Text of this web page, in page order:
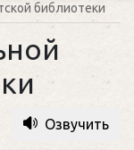
библиотеки
Озвучить